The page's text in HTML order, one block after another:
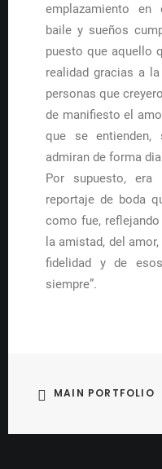
emplazamiento en
baile y sueños
puesto que aquello
realidad gracias a
personas que
de manifiesto el
que se entienden,
admiran de forma
Por supuesto, era
reportaje de boda
como fue,
la amistad, del
fidelidad y de
siempre”.
MAIN PORTFOLIO